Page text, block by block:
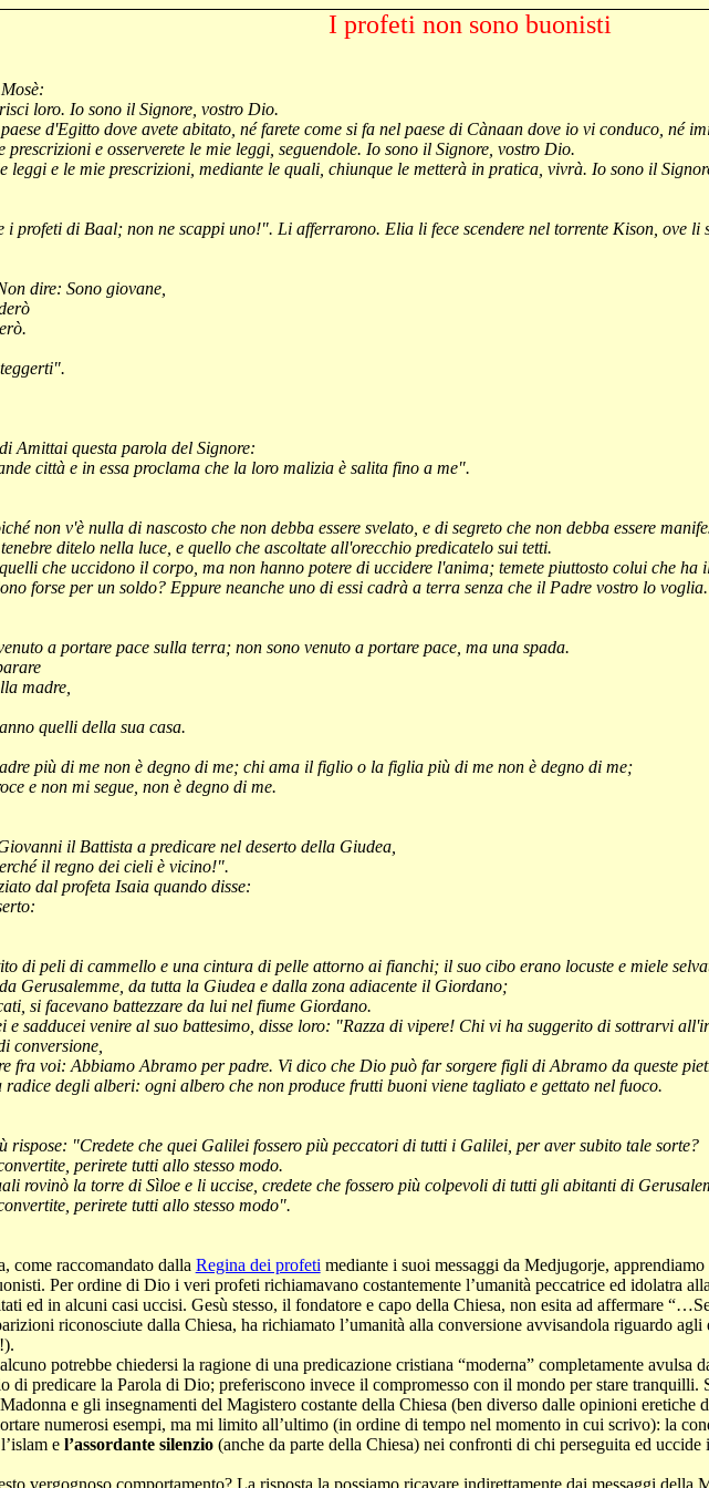
I profeti non sono buonisti
loro. Io sono il Signore, vostro Dio.
d'Egitto dove avete abitato, né farete come si fa nel paese di Cànaandove io vi conduco, né
e osserverete le mie leggi, seguendole. Io sono il Signore, vostro Dio.
leggi e le mie prescrizioni, mediante le quali, chiunque le metterà in pratica, vivrà. Io sono il
i profeti di Baal; non ne scappi uno!". Li afferrarono. Elia li fece scendere nel torrente Kison, ove li
dire: Sono giovane,
Amittaiquesta parola del Signore:
città e in essa proclama che la loro malizia è salita fino a me".
non v'è nulla di nascosto che non debba essere svelato, e di segreto che non debba essere
ditelo nella luce, e quello che ascoltate all'orecchio predicatelo sui tetti.
che uccidono il corpo, ma non hanno potere di uccidere l'anima; temete piuttosto colui che
forse per un soldo? Eppure neanche uno di essicadrà a terra senza che il Padre vostro lo voglia.
a portare pace sulla terra; non sono venuto a portare pace, ma una spada.
madre,
quelli della sua casa.
più di me non è degno di me; chi ama il figlio o la figlia più di me non è degno di me;
e non mi segue, non è degno di me.
il Battista a predicare nel deserto della Giudea,
il regno dei cieli è vicino!".
dal profeta Isaia quando disse:
di peli di cammello e una cintura di pelle attorno ai fianchi; il suo cibo erano locuste e miele
Gerusalemme, da tutta la Giudea e dalla zona adiacente il Giordano;
si facevano battezzare da lui nel fiume Giordano.
e sadduceivenire al suo battesimo, disse loro: "Razza di vipere! Chi vi ha suggerito di sottrarvi
conversione,
fra voi: Abbiamo Abramo per padre. Vi dico che Dio può far sorgere figli di Abramo da queste
degli alberi: ogni albero che non produce frutti buoni viene tagliato e gettato nel fuoco.
rispose: "Credete che quei Galileifossero più peccatori di tutti i Galilei, per aver subito tale sorte?
perirete tutti allo stesso modo.
rovinò la torre di Sìloee li uccise, credete che fossero più colpevoli di tutti gli abitanti di
perirete tutti allo stesso modo".
, come raccomandato dalla Regina dei profeti mediante i suoi messaggi da Medjugorje,
. Per ordine di Dio i veri profeti richiamavano costantemente l’umanità peccatrice ed idolatra
ed in alcuni casi uccisi. Gesù stesso, il fondatore e capo della Chiesa, non esita ad affermare
riconosciute dalla Chiesa, ha richiamato l’umanità alla conversione avvisandola riguardo
potrebbe chiedersi la ragione di una predicazione cristiana “moderna” completamente
di predicare la Parola di Dio; preferiscono invece il compromesso con il mondo per stare tranquilli.
e gli insegnamenti del Magistero costante della Chiesa (ben diverso dalle opinioni eretiche
numerosi esempi, ma mi limito all’ultimo (in ordine di tempo nel momento in cui scrivo): la
e l’assordante silenzio(anche da parte della Chiesa) nei confronti di chi perseguita ed
vergognoso comportamento? La risposta la possiamo ricavare indirettamente dai messaggi della